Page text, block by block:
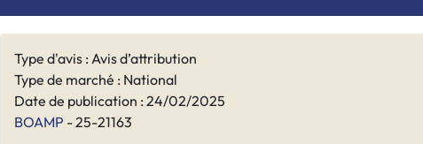
Type d'avis : Avis d’attribution
Type de marché : National
Date de publication : 24/02/2025
BOAMP - 25-21163